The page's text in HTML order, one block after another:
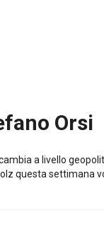
Orsi
a livello
questa settimana